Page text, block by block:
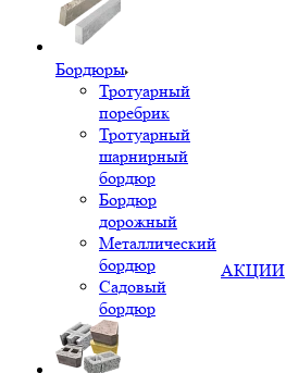
Бордюры
Тротуарный
поребрик
Тротуарный
шарнирный
бордюр
Бордюр
дорожный
Металлический
бордюр
Садовый
бордюр
АКЦИИ